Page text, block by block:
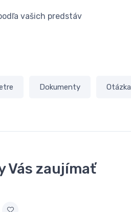
vašich predstáv
Dokumenty Otázka
Vás zaujímať